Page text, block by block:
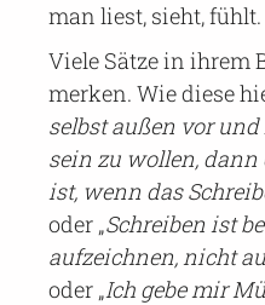
man liest, sieht, fühlt.
Viele Sätze in ihrem
merken. Wie diese
selbst außen vor
sein zu wollen,
ist, wenn das
oder „Schreiben ist
aufzeichnen, nicht
oder „Ich gebe mir